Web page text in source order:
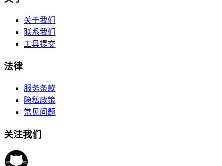
关于我们
联系我们
工具提交
法律
服务条款
隐私政策
常见问题
关注我们